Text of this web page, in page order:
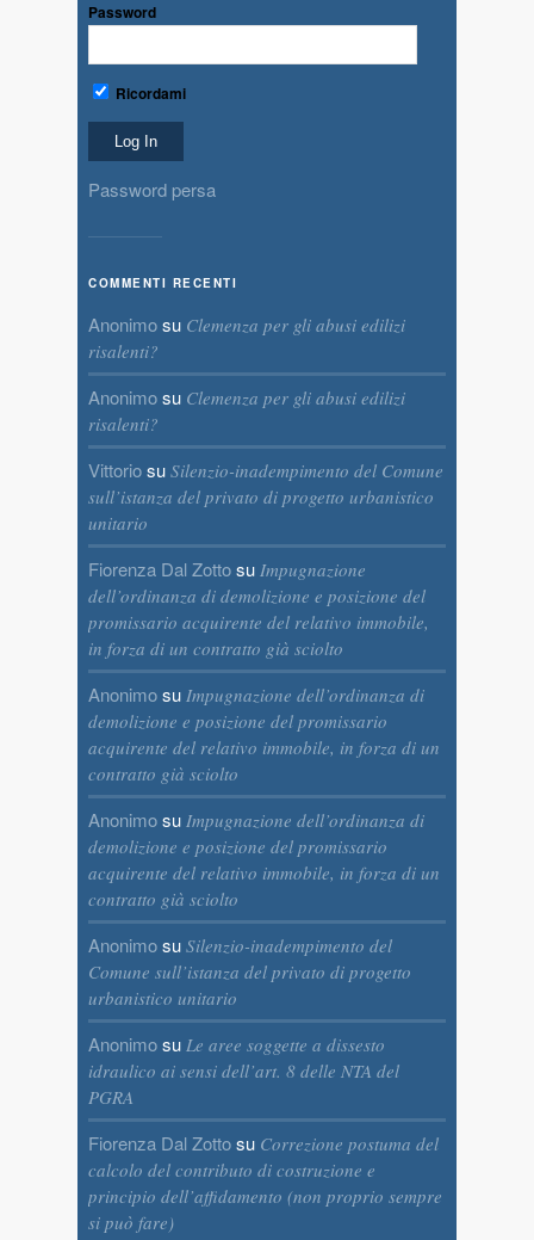
Password
Ricordami
Password persa
COMMENTI RECENTI
Anonimosu Clemenza per gli abusi edilizi
risalenti?
Anonimosu Clemenza per gli abusi edilizi
risalenti?
Vittoriosu Silenzio-inadempimento del Comune
sull’istanza del privato di progetto urbanistico
unitario
Fiorenza Dal Zottosu Impugnazione
dell’ordinanza di demolizione e posizione del
promissario acquirente del relativo immobile,
in forza di un contratto già sciolto
Anonimosu Impugnazione dell’ordinanza di
demolizione e posizione del promissario
acquirente del relativo immobile, in forza di un
contratto già sciolto
Anonimosu Impugnazione dell’ordinanza di
demolizione e posizione del promissario
acquirente del relativo immobile, in forza di un
contratto già sciolto
Anonimosu Silenzio-inadempimento del
Comune sull’istanza del privato di progetto
urbanistico unitario
Anonimosu Le aree soggette a dissesto
idraulico ai sensi dell’art. 8 delle NTA del
PGRA
Fiorenza Dal Zottosu Correzione postuma del
calcolo del contributo di costruzione e
principio dell’affidamento (non proprio sempre
si può fare)